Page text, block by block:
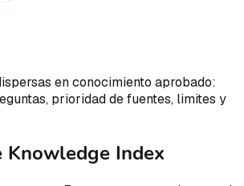
en conocimiento aprobado:
prioridad de fuentes, limites y
Knowledge Index